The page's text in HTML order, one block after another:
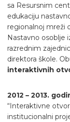
sa Resursnim
edukaciju
regionalnoj mreži
Nastavno osoblje
razrednim
direktora škole.
interaktivnih
2012 – 2013.
“Interaktivne
institucionalni